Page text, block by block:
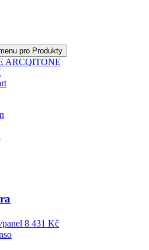
pro Produkty
ARCQITONE
8 431 Kč